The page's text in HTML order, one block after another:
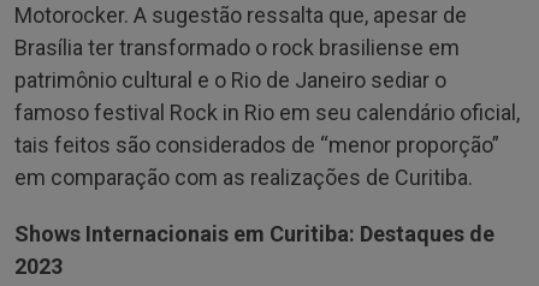
Motorocker. A sugestão ressalta que, apesar de
Brasília ter transformado o rock brasiliense em
patrimônio cultural e o Rio de Janeiro sediar o
famoso festival Rock in Rio em seu calendário oficial,
tais feitos são considerados de “menor proporção”
em comparação com as realizações de Curitiba.
Shows Internacionais em Curitiba: Destaques de
2023